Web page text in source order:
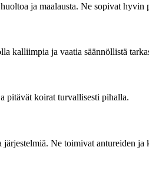
ja maalausta. Ne sopivat
kalliimpia ja vaatia säännöllistä
pitävät koirat turvallisesti pihalla.
Ne toimivat antureiden